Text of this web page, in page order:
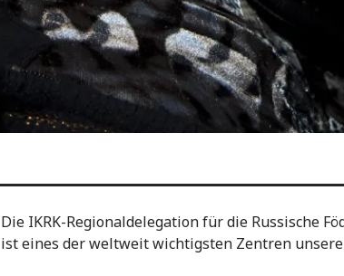
Die IKRK-Regionaldelegation für die Russische
ist eines der weltweit wichtigsten Zentren